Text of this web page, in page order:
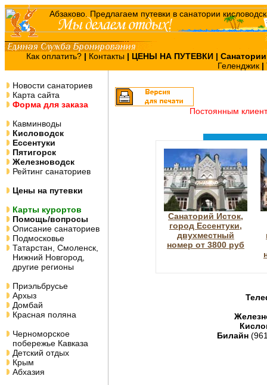
Как оплатить? | Контакты | ЦЕНЫ НА ПУТЕВКИ |
Геленджик |
Новости санаториев
Карта сайта
Форма для заказа
Кавминводы
Кисловодск
Ессентуки
Пятигорск
Железноводск
Рейтинг санаториев
Цены на путевки
Карты курортов
Помощь/вопросы
Описание санаториев
Подмосковье
Татарстан, Смоленск,
Нижний Новгород,
другие регионы
Приэльбрусье
Архыз
Домбай
Красная поляна
Черноморское
побережье Кавказа
Детский отдых
Крым
Абхазия
Постоянным
Санаторий Исток,
город Ессентуки,
двухместный
номер от 3800 руб
Билайн